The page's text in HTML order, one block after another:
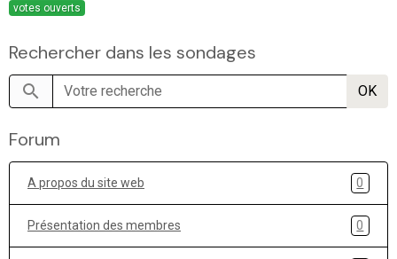
votes ouverts
Rechercher dans les sondages
OK
Forum
A propos du site web 0
Présentation des membres 0